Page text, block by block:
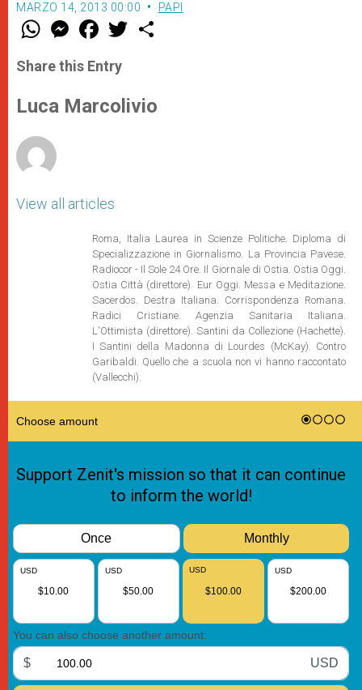
MARZO 14, 2013 00:00 PAPI
W
t
s
p
p
M
e
s
e
g
e
F
a
e
b
o
k
w
r
Share this Entry
Luca Marcolivio
View all articles
Roma, Italia Laurea in Scienze Politiche. Diploma di
Specializzazione in Giornalismo. La Provincia Pavese.
Radiocor - Il Sole 24 Ore. Il Giornale di Ostia. Ostia Oggi.
Ostia Città (direttore). Eur Oggi. Messa e Meditazione.
Sacerdos. Destra Italiana. Corrispondenza Romana.
Radici Cristiane. Agenzia Sanitaria Italiana.
L'Ottimista (direttore). Santini da Collezione (Hachette).
I Santini della Madonna di Lourdes (McKay). Contro
Garibaldi. Quello che a scuola non vi hanno raccontato
(Vallecchi).